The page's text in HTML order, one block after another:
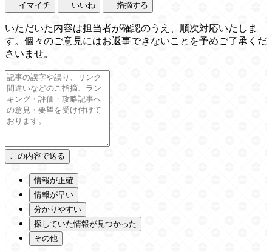
イマイチ いいね 指摘する
いただいた内容は担当者が確認のうえ、順次対応いたしま
す。個々のご意見にはお返事できないことを予めご了承くだ
さいませ。
情報が正確
情報が早い
分かりやすい
探していた情報が見つかった
その他